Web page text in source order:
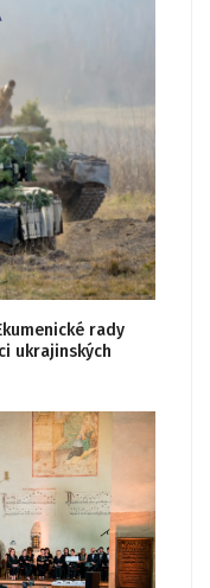
rady
ukrajinských